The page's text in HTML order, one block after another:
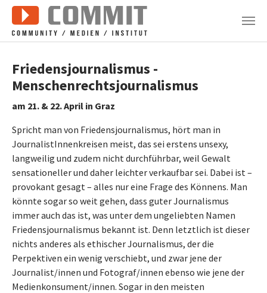
Zum Hauptinhalt springen
Friedensjournalismus -
Menschenrechtsjournalismus
am 21. & 22. April in Graz
Spricht man von Friedensjournalismus, hört man in
JournalistInnenkreisen meist, das sei erstens unsexy,
langweilig und zudem nicht durchführbar, weil Gewalt
sensationeller und daher leichter verkaufbar sei. Dabei ist –
provokant gesagt – alles nur eine Frage des Könnens. Man
könnte sogar so weit gehen, dass guter Journalismus
immer auch das ist, was unter dem ungeliebten Namen
Friedensjournalismus bekannt ist. Denn letztlich ist dieser
nichts anderes als ethischer Journalismus, der die
Perpektiven ein wenig verschiebt, und zwar jene der
Journalist/innen und Fotograf/innen ebenso wie jene der
Medienkonsument/innen. Sogar in den meisten